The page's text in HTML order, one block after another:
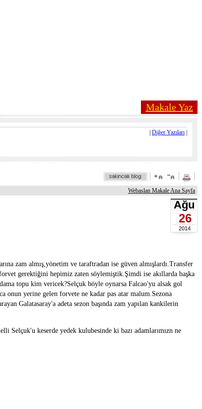
Makale Yaz
Diğer Yazıları
Webaslan Makale Ana Sayfa
Ağu
26
2014
zam almış,yönetim ve taraftradan ise güven almışlardı.Transfer
gerektiğini hepimiz zaten söylemiştik.Şimdi ise akıllarda başka
topu kim vericek?Selçuk böyle oynarsa Falcao'yu alsak gol
onun yerine gelen forvete ne kadar pas atar malum.Sezona
Galatasaray'a adeta sezon başında zam yapılan kankilerin
Selçuk'u keserde yedek kulubesinde ki bazı adamlarımızn ne